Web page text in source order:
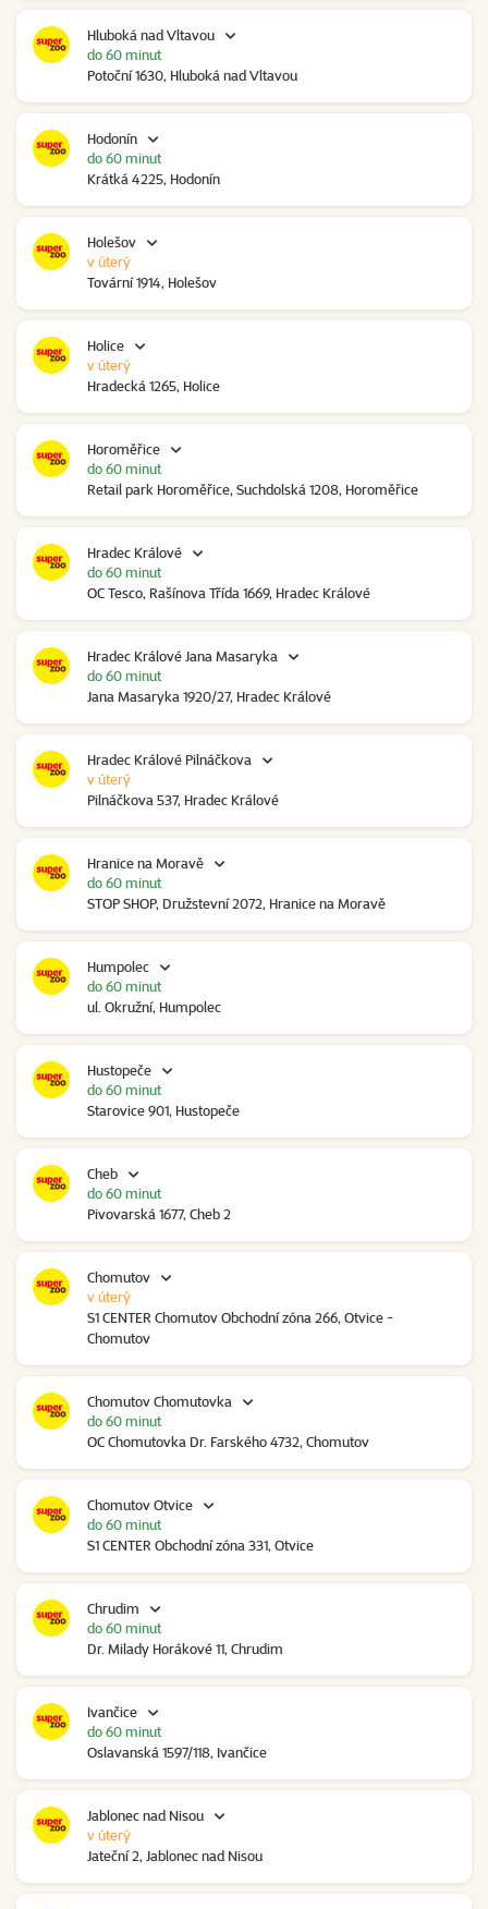
Hluboká nad Vltavou
Potoční 1630, Hluboká nad Vltavou
do 60 minut
Hodonín
Krátká 4225, Hodonín
do 60 minut
Holešov
Tovární 1914, Holešov
v úterý
Holice
Hradecká 1265, Holice
v úterý
Horoměřice
Retail park Horoměřice, Suchdolská 1208, Horoměřice
do 60 minut
Hradec Králové
OC Tesco, Rašínova Třída 1669, Hradec Králové
do 60 minut
Hradec Králové Jana Masaryka
Jana Masaryka 1920/27, Hradec Králové
do 60 minut
Hradec Králové Pilnáčkova
Pilnáčkova 537, Hradec Králové
v úterý
Hranice na Moravě
STOP SHOP, Družstevní 2072, Hranice na Moravě
do 60 minut
Humpolec
ul. Okružní, Humpolec
do 60 minut
Hustopeče
Starovice 901, Hustopeče
do 60 minut
Cheb
Pivovarská 1677, Cheb 2
do 60 minut
Chomutov
S1 CENTER Chomutov Obchodní zóna 266, Otvice -
Chomutov
v úterý
Chomutov Chomutovka
OC Chomutovka Dr. Farského 4732, Chomutov
do 60 minut
Chomutov Otvice
S1 CENTER Obchodní zóna 331, Otvice
do 60 minut
Chrudim
Dr. Milady Horákové 11, Chrudim
do 60 minut
Ivančice
Oslavanská 1597/118, Ivančice
do 60 minut
Jablonec nad Nisou
Jateční 2, Jablonec nad Nisou
v úterý